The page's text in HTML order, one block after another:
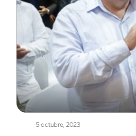
5 octubre, 2023